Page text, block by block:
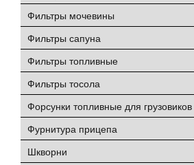
Фильтры мочевины
Фильтры сапуна
Фильтры топливные
Фильтры тосола
Форсунки топливные для грузовиков
Фурнитура прицепа
Шкворни